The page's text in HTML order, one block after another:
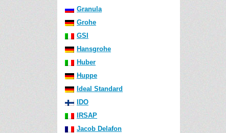
Granula
Grohe
GSI
Hansgrohe
Huber
Huppe
Ideal Standard
IDO
IRSAP
Jacob Delafon